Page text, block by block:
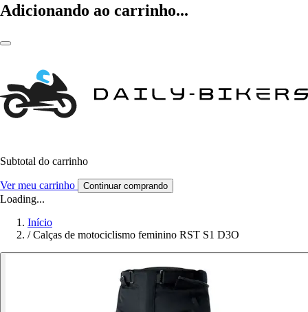
Adicionando ao carrinho...
Subtotal do carrinho
Ver meu carrinho Continuar comprando
Loading...
Início
/ Calças de motociclismo feminino RST S1 D3O